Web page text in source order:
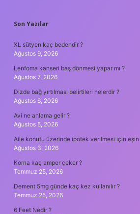
SIDEBAR
Son Yazılar
XL sütyen kaç bedendir ?
Ağustos 9, 2026
Lenfoma kanseri baş dönmesi yapar mı ?
Ağustos 7, 2026
Dizde bağ yırtılması belirtileri nelerdir ?
Ağustos 6, 2026
Avi ne anlama gelir ?
Ağustos 5, 2026
Aile konutu üzerinde ipotek verilmesi için eşin
Ağustos 3, 2026
Korna kaç amper çeker ?
Temmuz 25, 2026
Dement 5mg günde kaç kez kullanılır ?
Temmuz 25, 2026
6 Feet Nedir ?